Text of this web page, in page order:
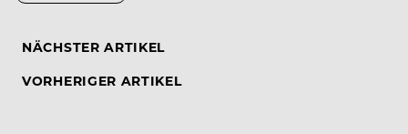
NÄCHSTER ARTIKEL
VORHERIGER ARTIKEL